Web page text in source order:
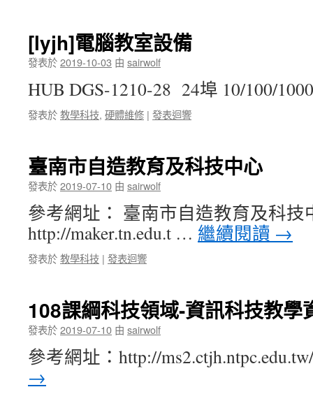
[lyjh]電腦教室設備
發表於2019-10-03 由 sairwolf
HUB DGS-1210-28 24埠 10/100/
發表於教學科技, 硬體維修 | 發表迴響
臺南市自造教育及科技中心
發表於2019-07-10 由 sairwolf
參考網址： 臺南市自造教育及科技
http://maker.tn.edu.t … 繼續閱讀 →
發表於教學科技 | 發表迴響
108課綱科技領域-資訊科技教學
發表於2019-07-10 由 sairwolf
參考網址：http://
→